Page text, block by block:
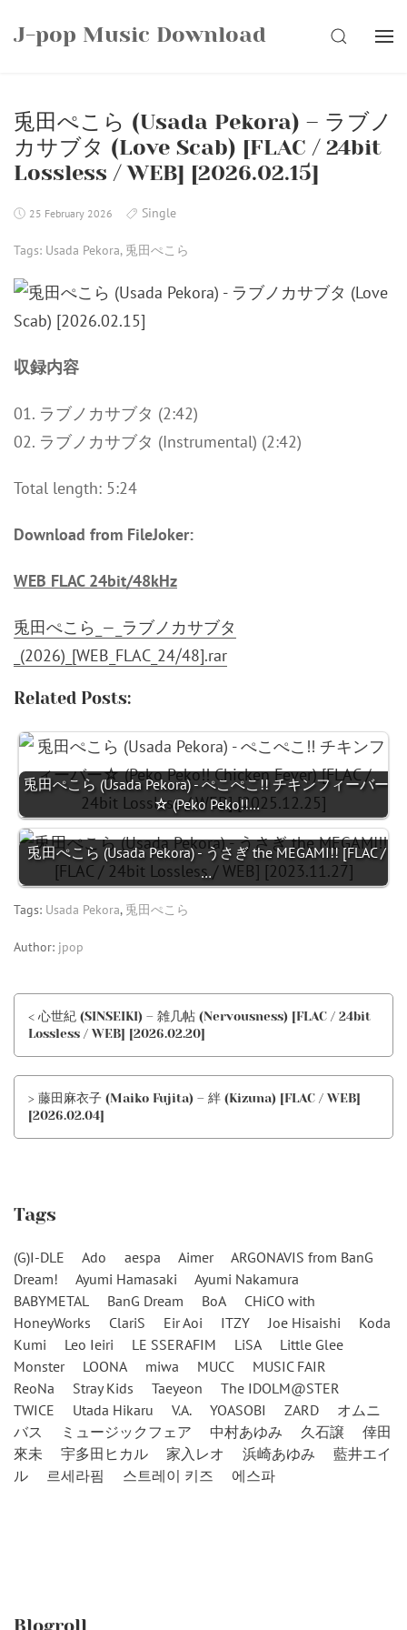
J-pop Music Download SEARCH
兎田ぺこら (Usada Pekora) – ラブノ
カサブタ (Love Scab) [FLAC / 24bit
Lossless / WEB] [2026.02.15]
25 February 2026 Single
Tags: Usada Pekora, 兎田ぺこら
収録内容
01. ラブノカサブタ (2:42)
02. ラブノカサブタ (Instrumental) (2:42)
Total length: 5:24
Download from FileJoker:
WEB FLAC 24bit/48kHz
兎田ぺこら_—_ラブノカサブタ
_(2026)_[WEB_FLAC_24⧸48].rar
Related Posts:
兎田ぺこら (Usada Pekora) - ぺこぺこ!! チキンフィーバー
☆ (Peko Peko!!…
兎田ぺこら (Usada Pekora) - うさぎ the MEGAMI!! [FLAC /
…
Tags: Usada Pekora, 兎田ぺこら
Author: jpop
< 心世紀 (SINSEIKI) – 雑几帖 (Nervousness) [FLAC / 24bit
Lossless / WEB] [2026.02.20]
> 藤田麻衣子 (Maiko Fujita) – 絆 (Kizuna) [FLAC / WEB]
[2026.02.04]
Tags
(G)I-DLE Ado aespa Aimer
ARGONAVIS from BanG
Dream!
Ayumi Hamasaki
Ayumi Nakamura
BABYMETAL
BanG Dream BoA
CHiCO with
HoneyWorks
ClariS Eir Aoi ITZY Joe Hisaishi
Koda
Kumi
Leo Ieiri LE SSERAFIM LiSA
Little Glee
Monster
LOONA miwa MUCC
MUSIC FAIR
ReoNa
Stray Kids Taeyeon
The IDOLM@STER
TWICE
Utada Hikaru V.A. YOASOBI ZARD
オムニ
バス
ミュージックフェア 中村あゆみ 久石譲
倖田
來未
宇多田ヒカル 家入レオ 浜崎あゆみ
藍井エイ
ル
르세라핌 스트레이 키즈 에스파